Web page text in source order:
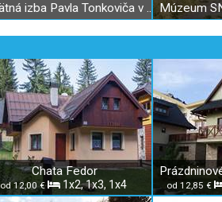
Pamätná izba Pavla Tonkoviča v Podkonicach
Chata Fedor
od 12,00 € 1x2, 1x3, 1x4 od 12,85 €